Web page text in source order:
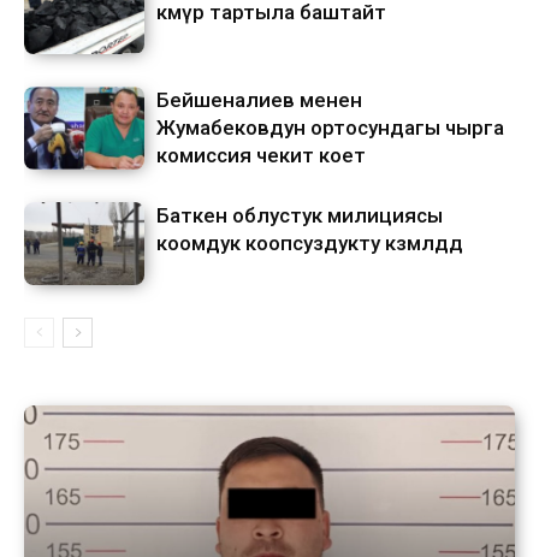
көмүр тартыла баштайт
Бейшеналиев менен
Жумабековдун ортосундагы чырга
комиссия чекит коет
Баткен облустук милициясы
коомдук коопсуздукту көзөмөлдөөдө